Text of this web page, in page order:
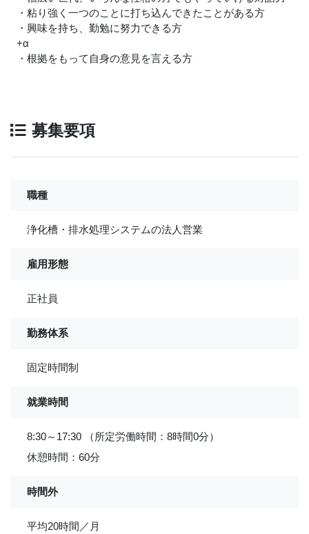
・粘り強く一つのことに打ち込んできたことがある方
・興味を持ち、勤勉に努力できる方
+α
・根拠をもって自身の意見を言える方
募集要項
職種
浄化槽・排水処理システムの法人営業
雇用形態
正社員
勤務体系
固定時間制
就業時間
8:30～17:30 （所定労働時間：8時間0分）
休憩時間：60分
時間外
平均20時間／月